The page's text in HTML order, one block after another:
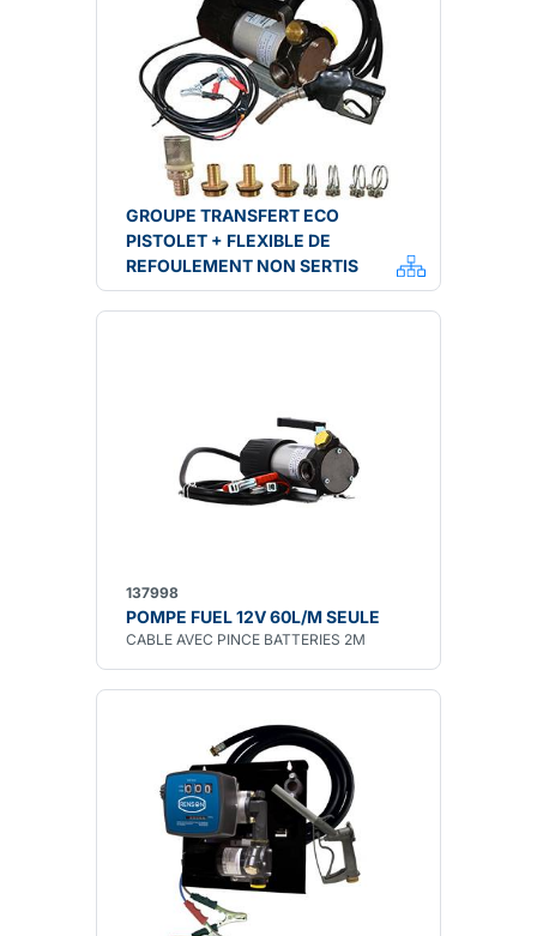
GROUPE TRANSFERT ECO
PISTOLET + FLEXIBLE DE
REFOULEMENT NON SERTIS
137998
POMPE FUEL 12V 60L/M SEULE
CABLE AVEC PINCE BATTERIES 2M